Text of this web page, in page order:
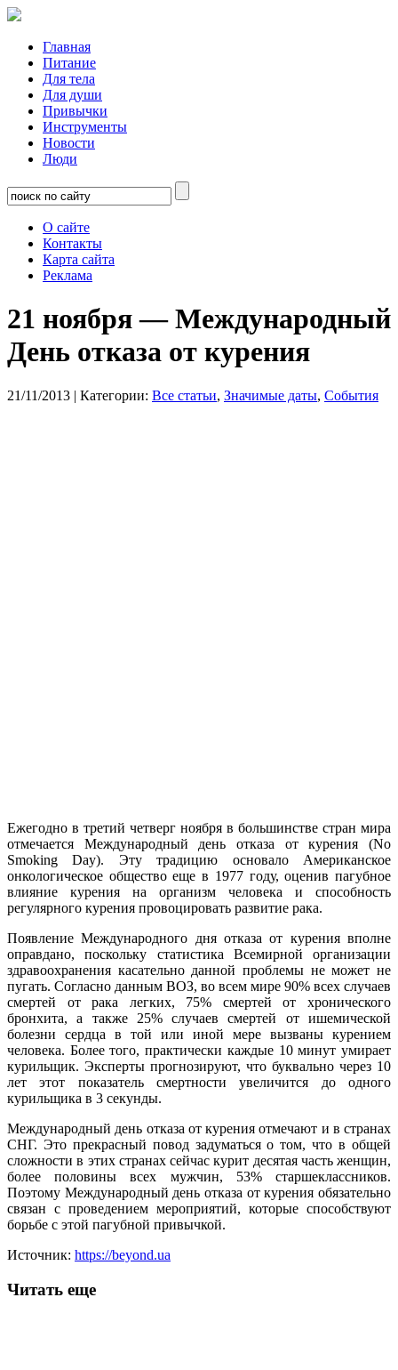
Главная
Питание
Для тела
Для души
Привычки
Инструменты
Новости
Люди
О сайте
Контакты
Карта сайта
Реклама
21 ноября — Международный
День отказа от курения
21/11/2013 | Категории: Все статьи, Значимые даты, События
Ежегодно в третий четверг ноября в большинстве стран мира
отмечается Международный день отказа от курения (No
Smoking Day). Эту традицию основало Американское
онкологическое общество еще в 1977 году, оценив пагубное
влияние курения на организм человека и способность
регулярного курения провоцировать развитие рака.
Появление Международного дня отказа от курения вполне
оправдано, поскольку статистика Всемирной организации
здравоохранения касательно данной проблемы не может не
пугать. Согласно данным ВОЗ, во всем мире 90% всех случаев
смертей от рака легких, 75% смертей от хронического
бронхита, а также 25% случаев смертей от ишемической
болезни сердца в той или иной мере вызваны курением
человека. Более того, практически каждые 10 минут умирает
курильщик. Эксперты прогнозируют, что буквально через 10
лет этот показатель смертности увеличится до одного
курильщика в 3 секунды.
Международный день отказа от курения отмечают и в странах
СНГ. Это прекрасный повод задуматься о том, что в общей
сложности в этих странах сейчас курит десятая часть женщин,
более половины всех мужчин, 53% старшеклассников.
Поэтому Международный день отказа от курения обязательно
связан с проведением мероприятий, которые способствуют
борьбе с этой пагубной привычкой.
Источник: https://beyond.ua
Читать еще